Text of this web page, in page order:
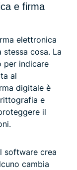
e firma
elettronica
cosa. La
per indicare
al
digitale è
e
il
software crea
cambia